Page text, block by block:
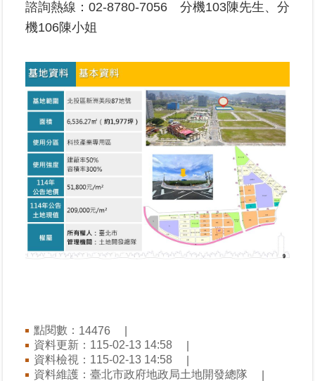
不
用
政
資
檢
舉
地
政
問
諮詢熱線：02-8780-7056 分機103陳先生、分
機106陳小姐
點閱數： 14476
資料更新：115-02-13 14:58
資料檢視：115-02-13 14:58
資料維護：臺北市政府地政局土地開發總隊